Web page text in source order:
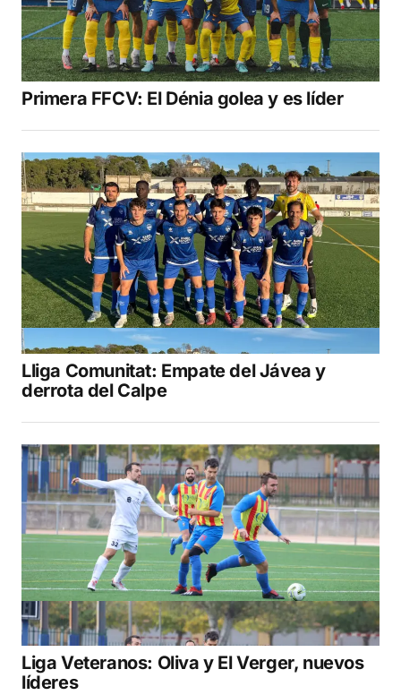
Primera FFCV: El Dénia golea y es líder
Lliga Comunitat: Empate del Jávea y
derrota del Calpe
Liga Veteranos: Oliva y El Verger, nuevos
líderes